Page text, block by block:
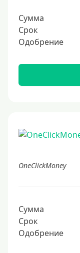
Сумма
Срок
Одобрение
OneClickMoney
Сумма
Срок
Одобрение